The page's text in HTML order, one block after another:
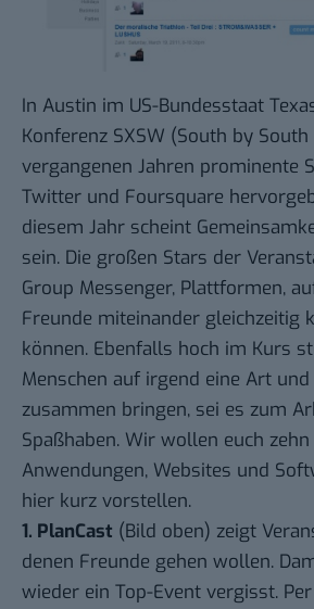
In Austin im US-Bundesstaat
Konferenz SXSW (South by
vergangenen Jahren prominente
Twitter und Foursquare
diesem Jahr scheint
sein. Die großen Stars der
Group Messenger, Plattformen,
Freunde miteinander gleichzeitig
können. Ebenfalls hoch im Kurs
Menschen auf irgend eine Art und
zusammen bringen, sei es zum
Spaßhaben. Wir wollen euch
Anwendungen, Websites und
hier kurz vorstellen.
1. PlanCast (Bild oben) zeigt
denen Freunde gehen wollen.
wieder ein Top-Event vergisst.